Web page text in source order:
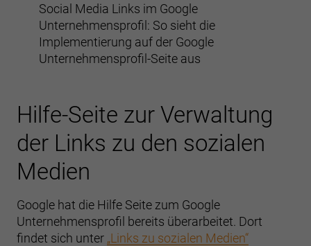
Social Media Links im Google
Unternehmensprofil: So sieht die
Implementierung auf der Google
Unternehmensprofil-Seite aus
Hilfe-Seite zur Verwaltung
der Links zu den sozialen
Medien
Google hat die Hilfe Seite zum Google
Unternehmensprofil bereits überarbeitet. Dort
findet sich unter „Links zu sozialen Medien“